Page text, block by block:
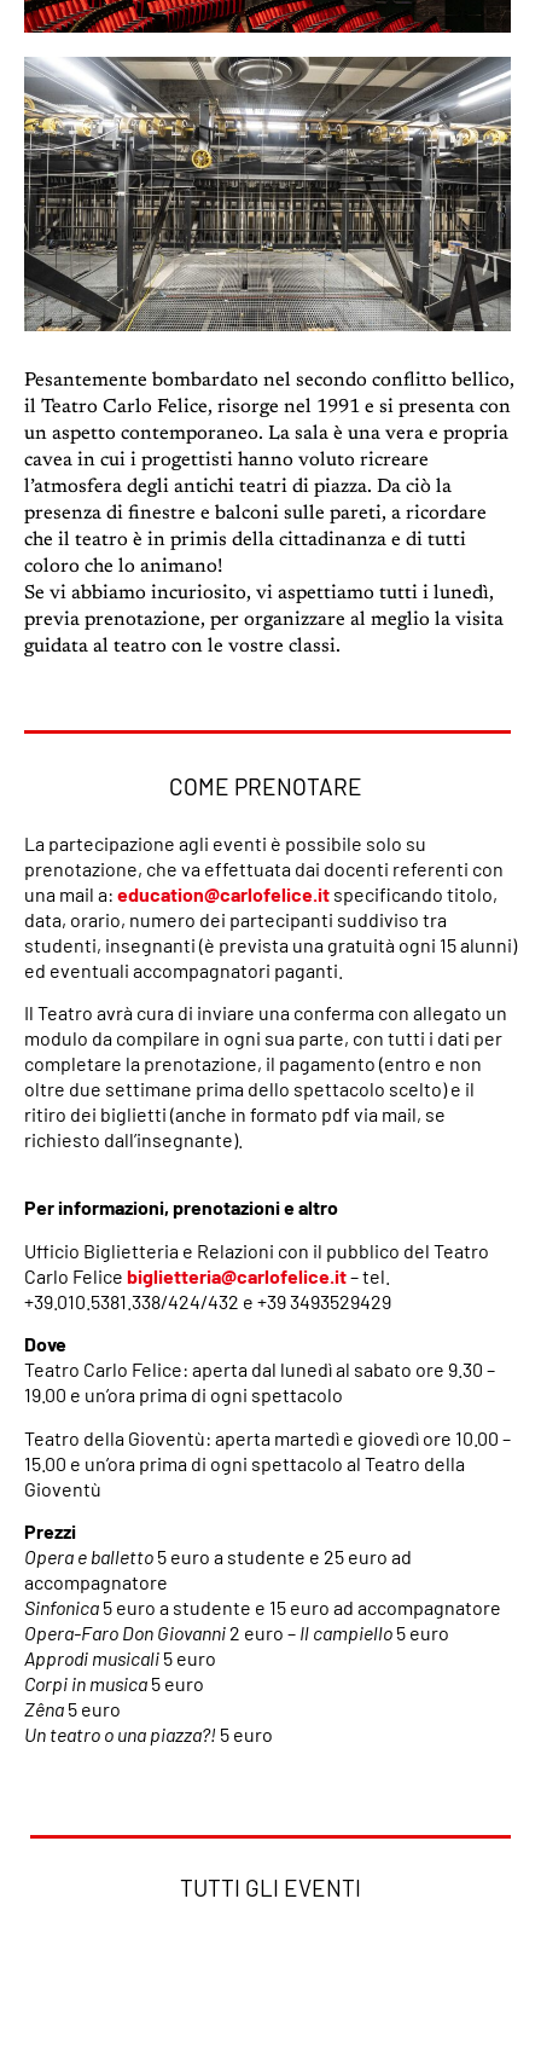
Pesantemente bombardato nel secondo conflitto bellico,
il Teatro Carlo Felice, risorge nel 1991 e si presenta con
un aspetto contemporaneo. La sala è una vera e propria
cavea in cui i progettisti hanno voluto ricreare
l’atmosfera degli antichi teatri di piazza. Da ciò la
presenza di finestre e balconi sulle pareti, a ricordare
che il teatro è in primis della cittadinanza e di tutti
coloro che lo animano!
Se vi abbiamo incuriosito, vi aspettiamo tutti i lunedì,
previa prenotazione, per organizzare al meglio la visita
guidata al teatro con le vostre classi.
COME PRENOTARE
La partecipazione agli eventi è possibile solo su
prenotazione, che va effettuata dai docenti referenti con
una mail a: education@carlofelice.it specificando titolo,
data, orario, numero dei partecipanti suddiviso tra
studenti, insegnanti (è prevista una gratuità ogni 15 alunni)
ed eventuali accompagnatori paganti.
Il Teatro avrà cura di inviare una conferma con allegato un
modulo da compilare in ogni sua parte, con tutti i dati per
completare la prenotazione, il pagamento (entro e non
oltre due settimane prima dello spettacolo scelto) e il
ritiro dei biglietti (anche in formato pdf via mail, se
richiesto dall’insegnante).
Per informazioni, prenotazioni e altro
Ufficio Biglietteria e Relazioni con il pubblico del Teatro
Carlo Felice biglietteria@carlofelice.it– tel.
+39.010.5381.338/424/432 e +39 3493529429
Dove
Teatro Carlo Felice: aperta dal lunedì al sabato ore 9.30 –
19.00 e un’ora prima di ogni spettacolo
Teatro della Gioventù: aperta martedì e giovedì ore 10.00 –
15.00 e un’ora prima di ogni spettacolo al Teatro della
Gioventù
Prezzi
Opera e balletto 5 euro a studente e 25 euro ad
accompagnatore
Sinfonica 5 euro a studente e 15 euro ad accompagnatore
Opera-Faro Don Giovanni 2 euro – Il campiello 5 euro
Approdi musicali 5 euro
Corpi in musica 5 euro
Zêna 5 euro
Un teatro o una piazza?! 5 euro
TUTTI GLI EVENTI